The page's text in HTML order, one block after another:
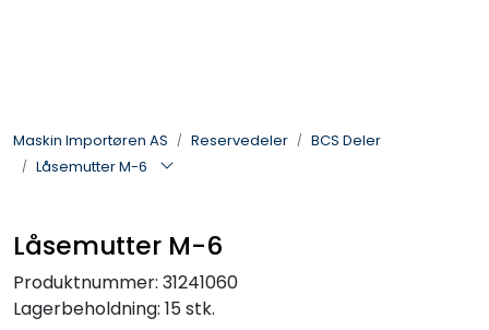
Maskin Importøren AS Reservedeler
BCS Deler
Låsemutter M-6
Låsemutter M-6
Produktnummer: 31241060
Lagerbeholdning: 15 stk.
Sprøyter
Hageredskaper